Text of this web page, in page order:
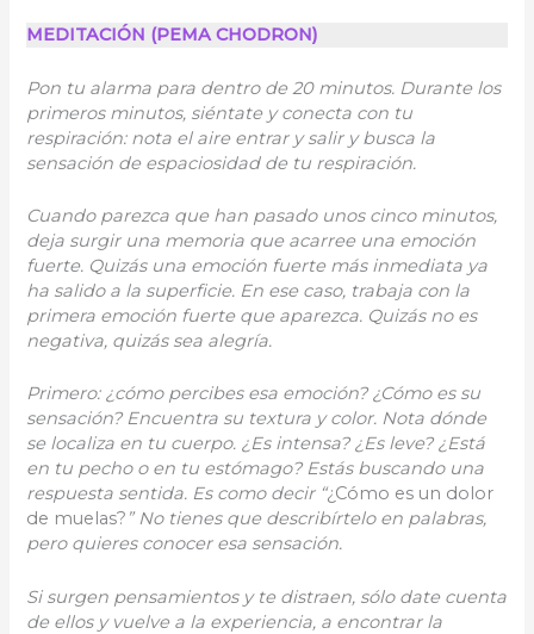
MEDITACIÓN (PEMA CHODRON)
Pon tu alarma para dentro de 20 minutos. Durante los
primeros minutos, siéntate y conecta con tu
respiración: nota el aire entrar y salir y busca la
sensación de espaciosidad de tu respiración.
Cuando parezca que han pasado unos cinco minutos,
deja surgir una memoria que acarree una emoción
fuerte. Quizás una emoción fuerte más inmediata ya
ha salido a la superficie. En ese caso, trabaja con la
primera emoción fuerte que aparezca. Quizás no es
negativa, quizás sea alegría.
Primero: ¿cómo percibes esa emoción? ¿Cómo es su
sensación? Encuentra su textura y color. Nota dónde
se localiza en tu cuerpo. ¿Es intensa? ¿Es leve? ¿Está
en tu pecho o en tu estómago? Estás buscando una
respuesta sentida. Es como decir “¿Cómo es un dolor
de muelas? ” No tienes que describírtelo en palabras,
pero quieres conocer esa sensación.
Si surgen pensamientos y te distraen, sólo date cuenta
de ellos y vuelve a la experiencia, a encontrar la